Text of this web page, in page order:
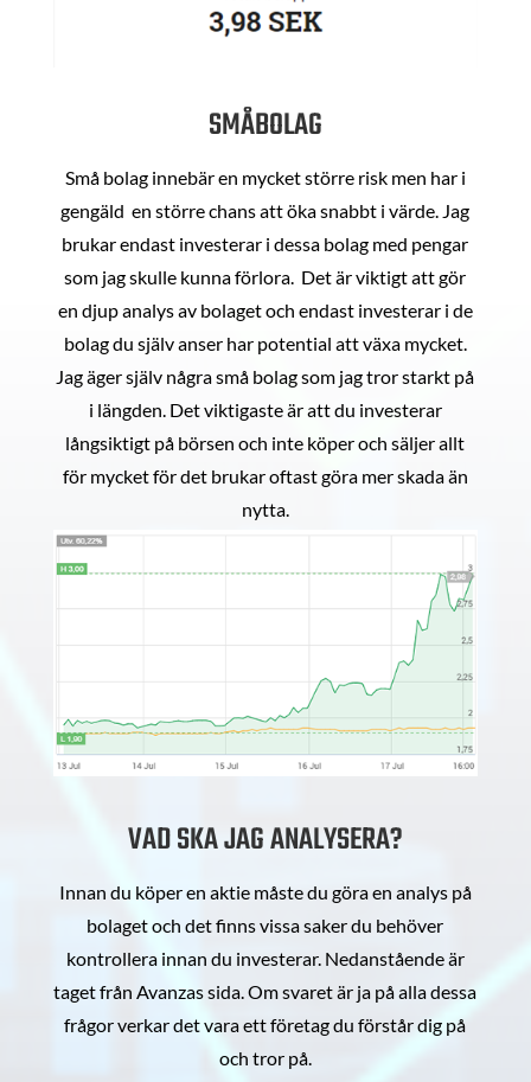
SMÅBOLAG
Små bolag innebär en mycket större risk men har i
gengäld en större chans att öka snabbt i värde. Jag
brukar endast investerar i dessa bolag med pengar
som jag skulle kunna förlora. Det är viktigt att gör
en djup analys av bolaget och endast investerar i de
bolag du själv anser har potential att växa mycket.
Jag äger själv några små bolag som jag tror starkt på
i längden. Det viktigaste är att du investerar
långsiktigt på börsen och inte köper och säljer allt
för mycket för det brukar oftast göra mer skada än
nytta.
VAD SKA JAG ANALYSERA?
Innan du köper en aktie måste du göra en analys på
bolaget och det finns vissa saker du behöver
kontrollera innan du investerar. Nedanstående är
taget från Avanzas sida. Om svaret är ja på alla dessa
frågor verkar det vara ett företag du förstår dig på
och tror på.